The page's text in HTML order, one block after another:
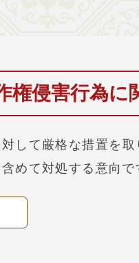
権侵害行為に
して厳格な措置を取
めて対処する意向で